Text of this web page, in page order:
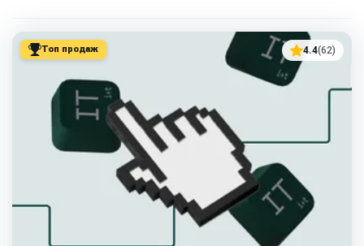
Топ продаж 4.4(62)